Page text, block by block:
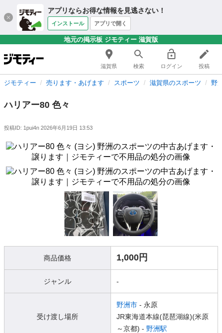
アプリならお得な情報を見逃さない！
インストール アプリで開く
地元の掲示板 ジモティー 滋賀版
滋賀県 検索 ログイン 投稿
ジモティー 売ります・あげます スポーツ 滋賀県のスポーツ 野
ハリアー80 色々
投稿ID: 1pui4n 2026年6月19日 13:53
商品価格 1,000円
ジャンル -
受け渡し場所
野洲市 - 永原
JR東海道本線(琵琶湖線)(米原
～京都) - 野洲駅